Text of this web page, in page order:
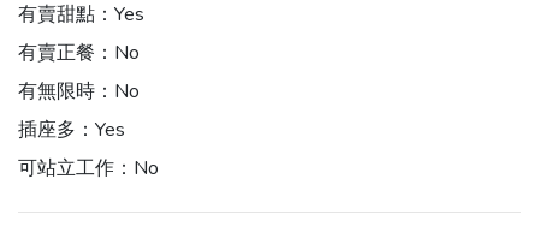
有賣甜點： Yes
有賣正餐： No
有無限時： No
插座多： Yes
可站立工作： No